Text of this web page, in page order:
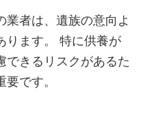
業者は、遺族の意向よ
ります。 特に供養が
できるリスクがあるた
です。